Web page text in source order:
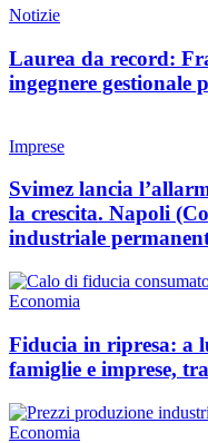
Notizie
Laurea da record:
ingegnere gestionale
Imprese
Svimez lancia
la crescita. Napoli
industriale
Economia
Fiducia in ripresa: a
famiglie e imprese,
Economia